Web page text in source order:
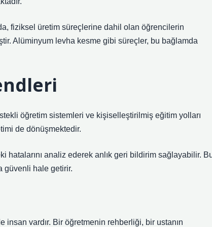
fiziksel üretim süreçlerine dahil olan öğrencilerin
Alüminyum levha kesme gibi süreçler, bu bağlamda
öğretim sistemleri ve kişiselleştirilmiş eğitim yolları
de dönüşmektedir.
analiz ederek anlık geri bildirim sağlayabilir.
güvenli hale getirir.
vardır. Bir öğretmenin rehberliği, bir ustanın